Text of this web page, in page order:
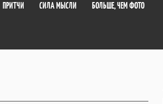
ПРИТЧИ СИЛА МЫСЛИ БОЛЬШЕ, ЧЕМ ФОТО